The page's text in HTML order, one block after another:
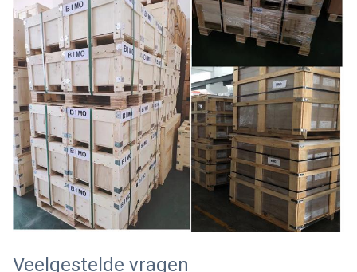
Veelgestelde vragen